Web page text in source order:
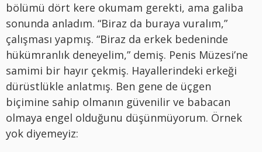
bölümü dört kere okumam gerekti, ama galiba
sonunda anladım. “Biraz da buraya vuralım,”
çalışması yapmış. “Biraz da erkek bedeninde
hükümranlık deneyelim,” demiş. Penis Müzesi’ne
samimi bir hayır çekmiş. Hayallerindeki erkeği
dürüstlükle anlatmış. Ben gene de üçgen
biçimine sahip olmanın güvenilir ve babacan
olmaya engel olduğunu düşünmüyorum. Örnek
yok diyemeyiz: